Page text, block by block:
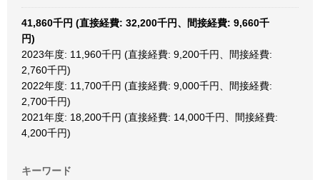
41,860千円 (直接経費: 32,200千円、間接経費: 9,660千
円)
2023年度: 11,960千円 (直接経費: 9,200千円、間接経費:
2,760千円)
2022年度: 11,700千円 (直接経費: 9,000千円、間接経費:
2,700千円)
2021年度: 18,200千円 (直接経費: 14,000千円、間接経費:
4,200千円)
キーワード